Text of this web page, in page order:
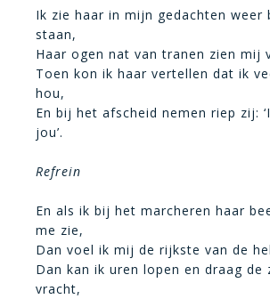
Ik zie haar in mijn gedachten weer
staan,
Haar ogen nat van tranen zien mij
Toen kon ik haar vertellen dat ik
hou,
En bij het afscheid nemen riep zij:
jou’.
Refrein
En als ik bij het marcheren haar
me zie,
Dan voel ik mij de rijkste van de
Dan kan ik uren lopen en draag de
vracht,